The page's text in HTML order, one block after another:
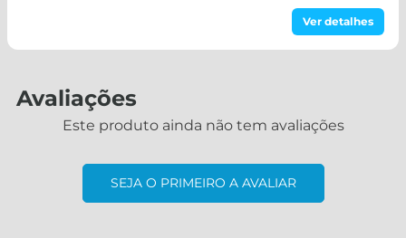
Ver detalhes
responsabilidade do Fabricante/Fornecedor!
Avaliações
Este produto ainda não tem avaliações
SEJA O PRIMEIRO A AVALIAR